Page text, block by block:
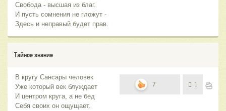
Свобода - высшая из благ.
И пусть сомнения не гложут -
Здесь и неправый будет прав.
Тайное знание
В кругу Сансары человек
Уже который век блуждает
И центром круга, а не бед
Себя своих он ощущает.
7 1